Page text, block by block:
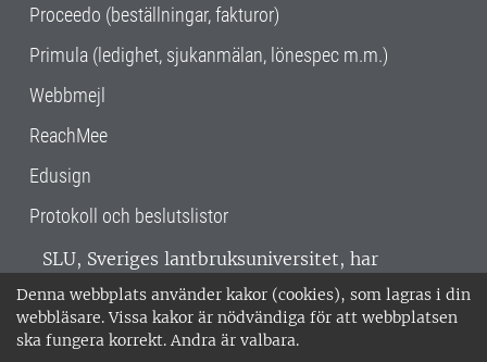
Denna webbplats använder kakor (cookies), som lagras i din
webbläsare. Vissa kakor är nödvändiga för att webbplatsen
ska fungera korrekt. Andra är valbara.
Proceedo (beställningar, fakturor)
Primula (ledighet, sjukanmälan, lönespec m.m.)
Webbmejl
ReachMee
Edusign
Protokoll och beslutslistor
SLU, Sveriges lantbruksuniversitet, har
verksamhet över hela Sverige. Huvudorter är
Alnarp, Uppsala och Umeå.SLU är
miljöcertifierat enligt ISO 14001. •